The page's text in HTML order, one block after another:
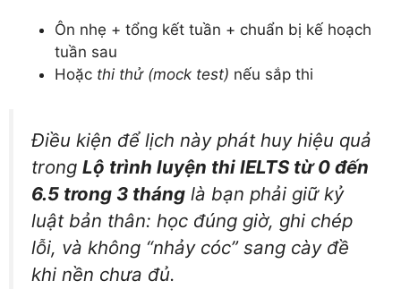
Ôn nhẹ + tổng kết tuần + chuẩn bị kế hoạch
tuần sau
Hoặc thi thử (mock test) nếu sắp thi
Điều kiện để lịch này phát huy hiệu quả
trong Lộ trình luyện thi IELTS từ 0 đến
6.5 trong 3 tháng là bạn phải giữ kỷ
luật bản thân: học đúng giờ, ghi chép
lỗi, và không “nhảy cóc” sang cày đề
khi nền chưa đủ.